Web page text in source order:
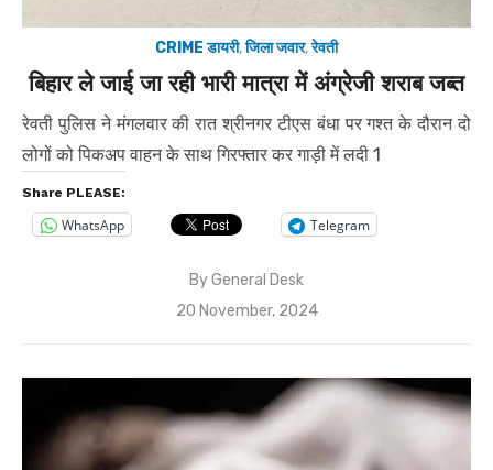
CRIME डायरी,जिला जवार,रेवती
बिहार ले जाई जा रही भारी मात्रा में अंग्रेजी शराब जब्त
रेवती पुलिस ने मंगलवार की रात श्रीनगर टीएस बंधा पर गश्त के दौरान दो
लोगों को पिकअप वाहन के साथ गिरफ्तार कर गाड़ी में लदी 1
Share PLEASE:
WhatsApp Telegram
ByGeneral Desk
Posted
20 November, 2024